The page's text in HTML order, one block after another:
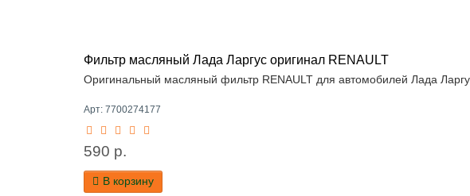
Фильтр масляный Лада Ларгус оригинал RENAULT
Оригинальный масляный фильтр RENAULT для автомобилей Лада
Арт: 7700274177
590 р.
В корзину